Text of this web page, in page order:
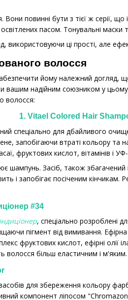
повинні бути з тієї ж серії, що
пасом. Тонувальні
ці прості, але
волосся
йому належний догляд,
вашим надійним союзником у
волосся:
1. Vitael Colored Hair
спеціально для дбайливого
запобігаючи втраті кольору та
фруктових кислот, вітамінів і
шампунь. Засіб, також збагачений
і запобігає посіченим
#34
, спеціально розроблені
пігмент від вимивання.
фруктових кислот, ефірні олії
волосся більш еластичним і м'яким.
для збереження кольору
компонент ліпосом